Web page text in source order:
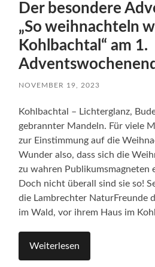
Der besondere
„So weihnachteln
Kohlbachtal“ am 1.
NOVEMBER 19, 2023
Kohlbachtal – Lichterglanz,
gebrannter Mandeln. Für viele
zur Einstimmung auf die
Wunder also, dass sich die
zu wahren Publikumsmagneten
Doch nicht überall sind sie so!
die Lambrechter NaturFreunde
im Wald, vor ihrem Haus im
Weiterlesen